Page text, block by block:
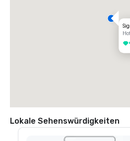
4
Lokale Sehenswürdigkeiten